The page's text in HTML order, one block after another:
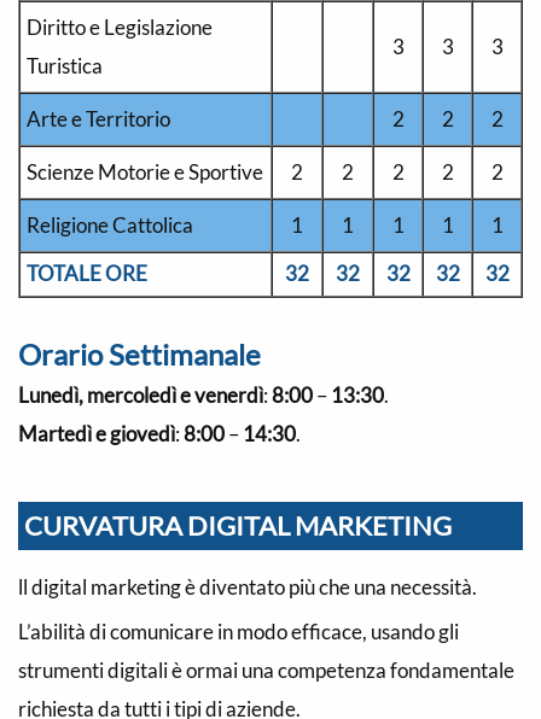
Diritto e Legislazione
Turistica
3 3 3
Arte e Territorio 2 2 2
Scienze Motorie e Sportive 2 2 2 2 2
Religione Cattolica 1 1 1 1
1
TOTALE ORE
32 32 32 32 32
Orario Settimanale
Lunedì, mercoledì e venerdì:8:00–13:30.
Martedì e giovedì:8:00–14:30.
CURVATURA DIGITAL MARKETING
ll digital marketing è diventato più che una necessità.
L’abilità di comunicare in modo efficace, usando gli
strumenti digitali è ormai una competenza fondamentale
richiesta da tutti i tipi di aziende.